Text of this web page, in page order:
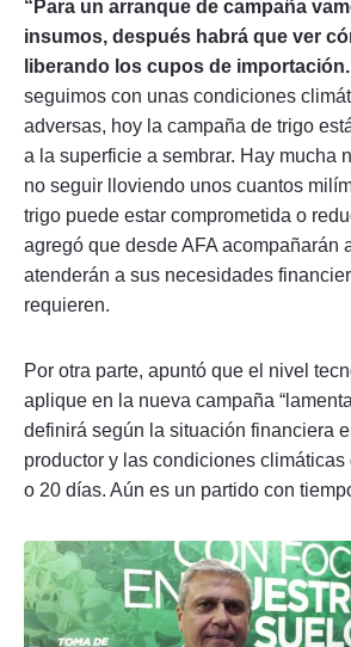
“Para un arranque de campaña
insumos, después habrá que ver
liberando los cupos de importación.
seguimos con unas condiciones
adversas, hoy la campaña de trigo
a la superficie a sembrar. Hay mucha
no seguir lloviendo unos cuantos
trigo puede estar comprometida o
agregó que desde AFA acompañarán
atenderán a sus necesidades
requieren.
Por otra parte, apuntó que el nivel
aplique en la nueva campaña
definirá según la situación financiera
productor y las condiciones
o 20 días. Aún es un partido con